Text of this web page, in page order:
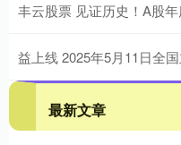
丰云股票 见证历史！A股
益上线 2025年5月11日全
最新文章